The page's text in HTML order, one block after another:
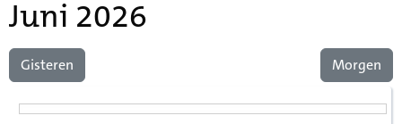
Contact
Juni 2026
Gisteren Morgen